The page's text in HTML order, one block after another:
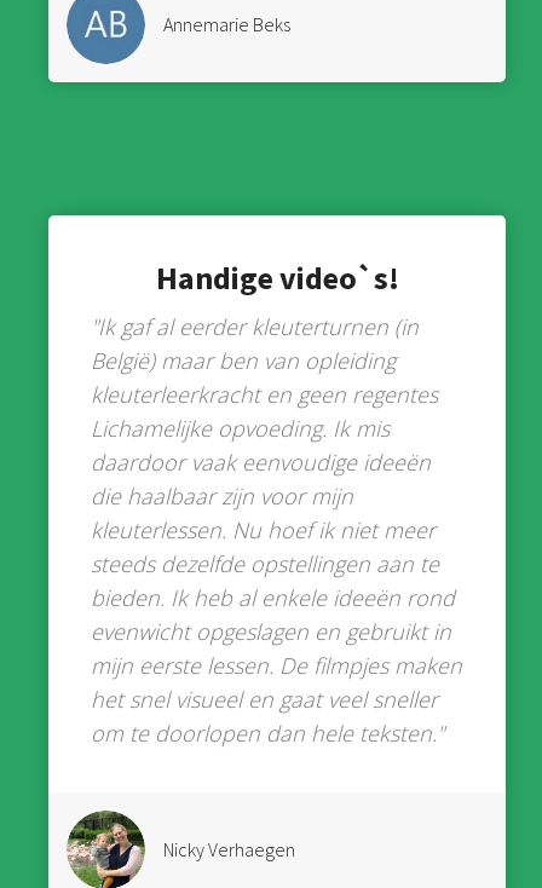
Annemarie Beks
Handige video`s!
"Ik gaf al eerder kleuterturnen (in
België) maar ben van opleiding
kleuterleerkracht en geen regentes
Lichamelijke opvoeding. Ik mis
daardoor vaak eenvoudige ideeën
die haalbaar zijn voor mijn
kleuterlessen. Nu hoef ik niet meer
steeds dezelfde opstellingen aan te
bieden. Ik heb al enkele ideeën rond
evenwicht opgeslagen en gebruikt in
mijn eerste lessen. De filmpjes maken
het snel visueel en gaat veel sneller
om te doorlopen dan hele teksten."
Nicky Verhaegen